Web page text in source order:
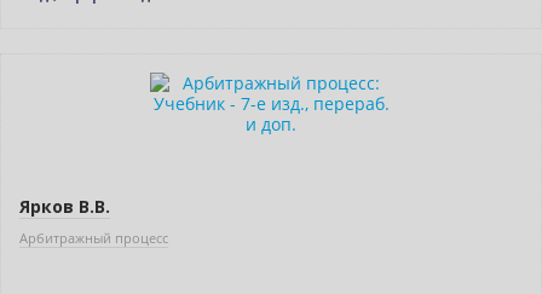
Ярков В.В.
Арбитражный процесс